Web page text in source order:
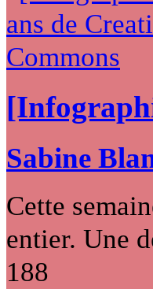
Sabine
Cette
entier. Une
188